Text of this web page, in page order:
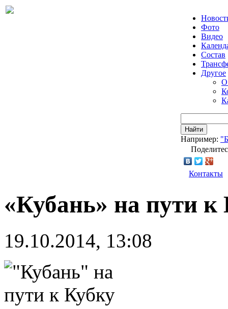
Фото
Видео
Состав
Другое
О
Найти
Например:
Контакты
«Кубань» на пути к
19.10.2014, 13:08